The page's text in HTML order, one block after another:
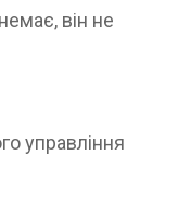
він не
управління